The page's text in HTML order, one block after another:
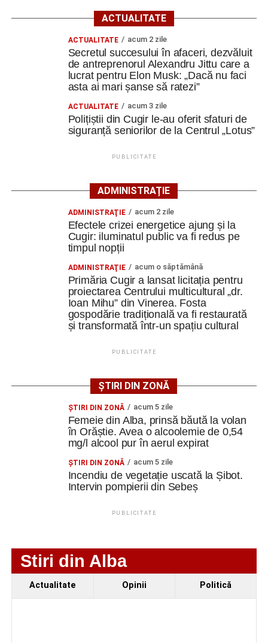
readusă la viață
Ansamblul este situat pe strada Principală nr. 172 din
Vinerea, pe un teren de aproximativ 1.975 de metri pătrați,
aflat în proprietatea administrației locale.
Complexul este alcătuit din patru corpuri de clădire – fosta
magazie de fierărie, casa memorială, șura și șoprul-atelier
– care păstrează caracteristicile unei gospodării
Clădirile au nevoie de lucrări
ample de consolidare
Potrivit documentației de licitație, expertizele tehnice au
acestea se numără infiltrații de apă, umiditate, degradarea
elementelor din lemn și a acoperișurilor, dar și prăbușirea
parțială a șurii.
De asemenea, instalațiile existente sunt depășite din
și pus în valoare, cu respectarea soluțiilor tehnice ce vor fi
stabilite în cadrul proiectului.
Spații pentru cultură, educație
și evenimente
Prin această investiție, autoritățile locale își propun să
destinat organizării de activități culturale, expoziții,
ateliere și evenimente educaționale.
Proiectul prevede restaurarea elementelor arhitecturale
ACTUALITATE
ACTUALITATE acum 2 zile
Secretul succesului în afaceri, dezvăluit
de antreprenorul Alexandru Jittu care a
lucrat pentru Elon Musk: „Dacă nu faci
asta ai mari șanse să ratezi”
ACTUALITATE acum 3 zile
Polițiștii din Cugir le-au oferit sfaturi de
siguranță seniorilor de la Centrul „Lotus”
PUBLICITATE
ADMINISTRAȚIE
ADMINISTRAŢIE acum 2 zile
Efectele crizei energetice ajung și la
Cugir: iluminatul public va fi redus pe
timpul nopții
ADMINISTRAŢIE acum o săptămână
Primăria Cugir a lansat licitația pentru
proiectarea Centrului multicultural „dr.
Ioan Mihu” din Vinerea. Fosta
gospodărie tradițională va fi restaurată
și transformată într-un spațiu cultural
PUBLICITATE
ȘTIRI DIN ZONĂ
ŞTIRI DIN ZONĂ acum 5 zile
Femeie din Alba, prinsă băută la volan
în Orăștie. Avea o alcoolemie de 0,54
mg/l alcool pur în aerul expirat
ŞTIRI DIN ZONĂ acum 5 zile
Incendiu de vegetație uscată la Șibot.
Intervin pompierii din Sebeș
PUBLICITATE
Stiri din Alba
Actualitate Opinii Politică